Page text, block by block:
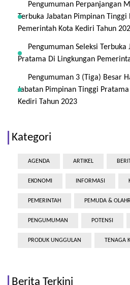
Pengumuman Perpanjangan
Terbuka Jabatan Pimpinan
Pemerintah Kota Kediri Tahun
Pengumuman Seleksi
Pratama Di Lingkungan
Pengumuman 3 (Tiga) Besar
Jabatan Pimpinan Tinggi
Kediri Tahun 2023
Kategori
AGENDA ARTIKEL
EKONOMI INFORMASI
PEMERINTAH PEMUDA &
PENGUMUMAN POTENSI
PRODUK UNGGULAN TENAGA
Berita Terkini